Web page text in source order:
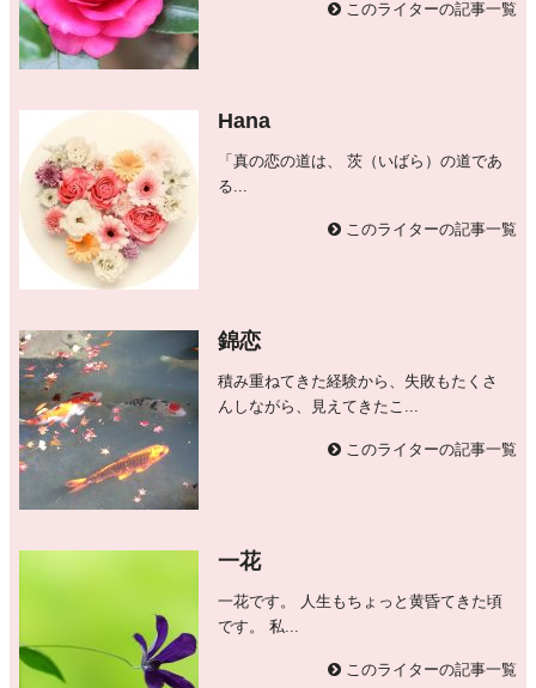
このライターの記事一覧
Hana
「真の恋の道は、 茨（いばら）の道であ
る...
このライターの記事一覧
錦恋
積み重ねてきた経験から、失敗もたくさ
んしながら、見えてきたこ...
このライターの記事一覧
一花
一花です。 人生もちょっと黄昏てきた頃
です。 私...
このライターの記事一覧